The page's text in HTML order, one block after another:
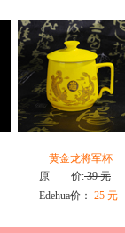
黄金龙将军杯
原 价:39 元
Edehua价： 25 元